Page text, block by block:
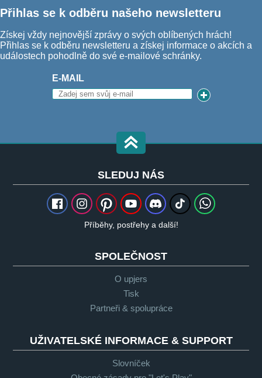
Přihlas se k odběru našeho newsletteru
Získej vždy nejnovější zprávy o svých oblíbených hrách!
Přihlas se k odběru newsletteru a získej informace o akcích a
událostech pohodlně do své e-mailové schránky.
E-MAIL
SLEDUJ NÁS
Příběhy, postřehy a další!
SPOLEČNOST
O upjers
Tisk
Partneři & spolupráce
UŽIVATELSKÉ INFORMACE & SUPPORT
Slovníček